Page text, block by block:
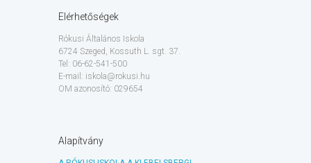
Elérhetőségek
Rókusi Általános Iskola
6724 Szeged, Kossuth L. sgt. 37.
Tel: 06-62-541-500
E-mail: iskola@rokusi.hu
OM azonosító: 029654
Alapítvány